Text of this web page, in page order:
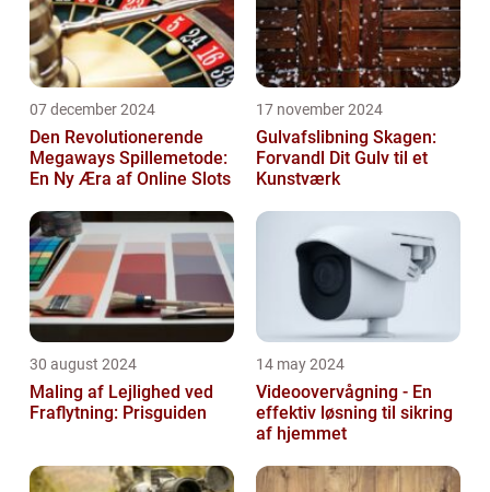
07 december 2024
Den Revolutionerende
Megaways Spillemetode:
En Ny Æra af Online Slots
17 november 2024
Gulvafslibning Skagen:
Forvandl Dit Gulv til et
Kunstværk
30 august 2024
Maling af Lejlighed ved
Fraflytning: Prisguiden
14 may 2024
Videoovervågning - En
effektiv løsning til sikring
af hjemmet